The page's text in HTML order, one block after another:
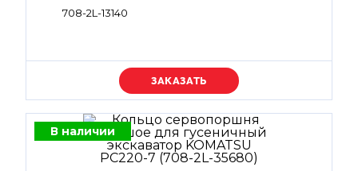
708-2L-13140
Уточняйте цену
В наличии